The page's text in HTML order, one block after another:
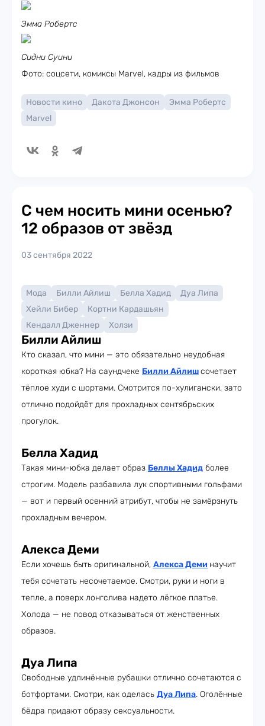
Эмма Робертс
Сидни Суини
Фото: соцсети, комиксы Marvel, кадры из фильмов
Новости кино Дакота Джонсон
Эмма Робертс
Marvel
С чем носить мини осенью?
12 образов от звёзд
03 сентября 2022
Мода Билли Айлиш Белла Хадид
Дуа Липа
Хейли Бибер
Кортни Кардашьян
Кендалл Дженнер
Холзи
Билли Айлиш
Кто сказал, что мини — это обязательно неудобная
короткая юбка? На саундчеке Билли Айлишсочетает
тёплое худи с шортами. Смотрится по-хулигански, зато
отлично подойдёт для прохладных сентябрьских
прогулок.
Белла Хадид
Такая мини-юбка делает образ Беллы Хадид более
строгим. Модель разбавила лук спортивными гольфами
— вот и первый осенний атрибут, чтобы не замёрзнуть
прохладным вечером.
Алекса Деми
Если хочешь быть оригинальной, Алекса Деми научит
тебя сочетать несочетаемое. Смотри, руки и ноги в
тепле, а поверх лонгслива надето лёгкое платье.
Холода — не повод отказываться от женственных
образов.
Дуа Липа
Свободные удлинённые рубашки отлично сочетаются с
ботфортами. Смотри, как оделась Дуа Липа. Оголённые
бёдра придают образу сексуальности.